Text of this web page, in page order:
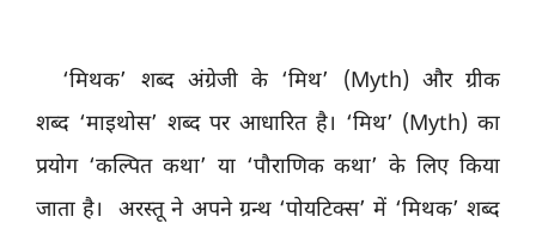
‘मिथक’ शब्द अंग्रेजी के ‘मिथ’ (Myth) और ग्रीक
शब्द ‘माइथोस’ शब्द पर आधारित है। ‘मिथ’ (Myth) का
प्रयोग ‘कल्पित कथा’ या ‘पौराणिक कथा’ के लिए किया
जाता है। अरस्तू ने अपने ग्रन्थ ‘पोयटिक्स’ में ‘मिथक’ शब्द